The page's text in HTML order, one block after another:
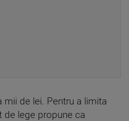
mii de lei. Pentru a limita
de lege propune ca